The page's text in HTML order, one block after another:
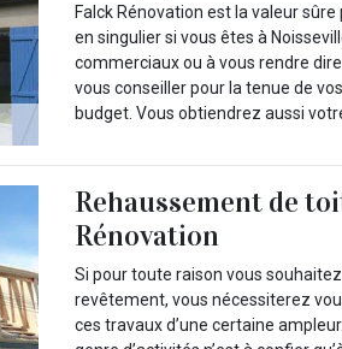
Falck Rénovation est la valeur
en singulier si vous êtes à
commerciaux ou à vous rendre
vous conseiller pour la tenue de
budget. Vous obtiendrez aussi
Rehaussement de
Rénovation
Si pour toute raison vous
revêtement, vous nécessiterez
ces travaux d’une certaine